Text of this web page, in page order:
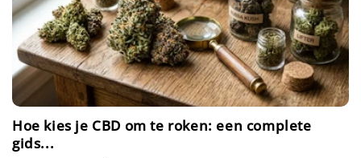
Hoe kies je CBD om te roken: een complete
gids...